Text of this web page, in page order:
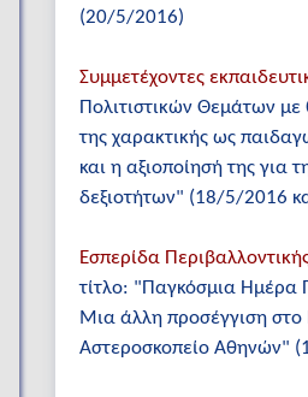
(20/5/2016)
Συμμετέχοντες
Πολιτιστικών Θεμάτων
της χαρακτικής ως
και η αξιοποίησή της για
δεξιοτήτων" (18/5/2016
Εσπερίδα
τίτλο: "Παγκόσμια Ημέρα
Μια άλλη προσέγγιση στο
Αστεροσκοπείο Αθηνών"